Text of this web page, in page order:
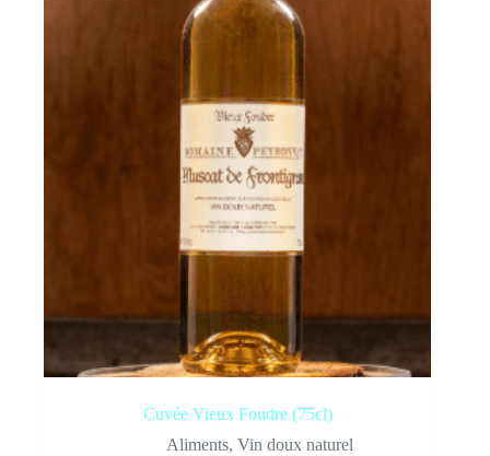
Cuvée Vieux Foudre (75cl)
Aliments, Vin doux naturel